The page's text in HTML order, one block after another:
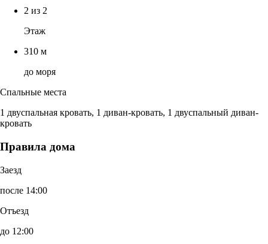
2 из 2
Этаж
310 м
до моря
Спальные места
1 двуспальная кровать, 1 диван-кровать, 1 двуспальный диван-
кровать
Правила дома
Заезд
после 14:00
Отъезд
до 12:00